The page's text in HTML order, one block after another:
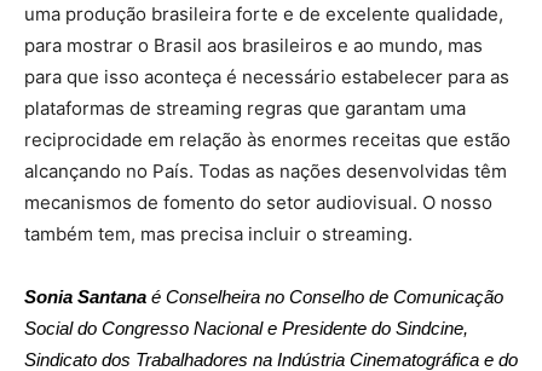
uma produção brasileira forte e de excelente qualidade,
para mostrar o Brasil aos brasileiros e ao mundo, mas
para que isso aconteça é necessário estabelecer para as
plataformas de streaming regras que garantam uma
reciprocidade em relação às enormes receitas que estão
alcançando no País. Todas as nações desenvolvidas têm
mecanismos de fomento do setor audiovisual. O nosso
também tem, mas precisa incluir o streaming.
Sonia Santana é Conselheira no Conselho de Comunicação
Social do Congresso Nacional e Presidente do Sindcine,
Sindicato dos Trabalhadores na Indústria Cinematográfica e do